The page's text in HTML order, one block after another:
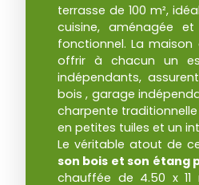
terrasse de 100 m²,
cuisine, aménagée
fonctionnel. La
offrir à chacun un
indépendants,
bois , garage
charpente
en petites tuiles et un
Le véritable atout de
son bois et son étang
chauffée de 4.50 x